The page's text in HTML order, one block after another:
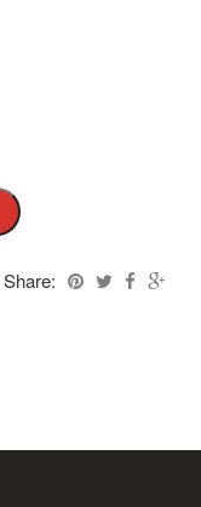
Share: